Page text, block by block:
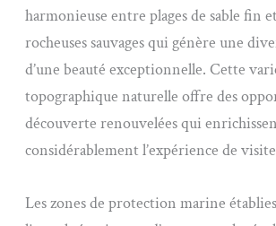
harmonieuse entre plages de sable fin
rocheuses sauvages qui génère une
d’une beauté exceptionnelle. Cette
topographique naturelle offre des
découverte renouvelées qui
considérablement l’expérience de
Les zones de protection marine